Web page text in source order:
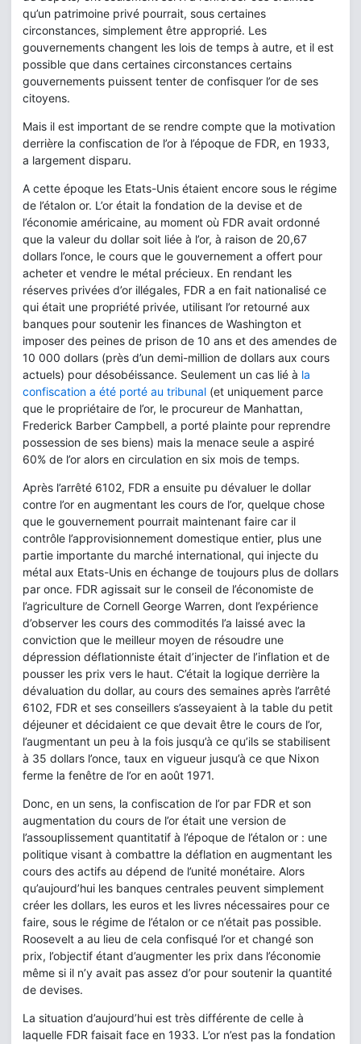
qu’un patrimoine privé pourrait, sous certaines
circonstances, simplement être approprié. Les
gouvernements changent les lois de temps à autre, et il est
possible que dans certaines circonstances certains
gouvernements puissent tenter de confisquer l’or de ses
citoyens.
Mais il est important de se rendre compte que la motivation
derrière la confiscation de l’or à l’époque de FDR, en 1933,
a largement disparu.
A cette époque les Etats-Unis étaient encore sous le régime
de l’étalon or. L’or était la fondation de la devise et de
l’économie américaine, au moment où FDR avait ordonné
que la valeur du dollar soit liée à l’or, à raison de 20,67
dollars l’once, le cours que le gouvernement a offert pour
acheter et vendre le métal précieux. En rendant les
réserves privées d’or illégales, FDR a en fait nationalisé ce
qui était une propriété privée, utilisant l’or retourné aux
banques pour soutenir les finances de Washington et
imposer des peines de prison de 10 ans et des amendes de
10 000 dollars (près d’un demi-million de dollars aux cours
actuels) pour désobéissance. Seulement un cas lié à la
confiscation a été porté au tribunal (et uniquement parce
que le propriétaire de l’or, le procureur de Manhattan,
Frederick Barber Campbell, a porté plainte pour reprendre
possession de ses biens) mais la menace seule a aspiré
60% de l’or alors en circulation en six mois de temps.
Après l’arrêté 6102, FDR a ensuite pu dévaluer le dollar
contre l’or en augmentant les cours de l’or, quelque chose
que le gouvernement pourrait maintenant faire car il
contrôle l’approvisionnement domestique entier, plus une
partie importante du marché international, qui injecte du
métal aux Etats-Unis en échange de toujours plus de dollars
par once. FDR agissait sur le conseil de l’économiste de
l’agriculture de Cornell George Warren, dont l’expérience
d’observer les cours des commodités l’a laissé avec la
conviction que le meilleur moyen de résoudre une
dépression déflationniste était d’injecter de l’inflation et de
pousser les prix vers le haut. C’était la logique derrière la
dévaluation du dollar, au cours des semaines après l’arrêté
6102, FDR et ses conseillers s’asseyaient à la table du petit
déjeuner et décidaient ce que devait être le cours de l’or,
l’augmentant un peu à la fois jusqu’à ce qu’ils se stabilisent
à 35 dollars l’once, taux en vigueur jusqu’à ce que Nixon
ferme la fenêtre de l’or en août 1971.
Donc, en un sens, la confiscation de l’or par FDR et son
augmentation du cours de l’or était une version de
l’assouplissement quantitatif à l’époque de l’étalon or : une
politique visant à combattre la déflation en augmentant les
cours des actifs au dépend de l’unité monétaire. Alors
qu’aujourd’hui les banques centrales peuvent simplement
créer les dollars, les euros et les livres nécessaires pour ce
faire, sous le régime de l’étalon or ce n’était pas possible.
Roosevelt a au lieu de cela confisqué l’or et changé son
prix, l’objectif étant d’augmenter les prix dans l’économie
même si il n’y avait pas assez d’or pour soutenir la quantité
de devises.
La situation d’aujourd’hui est très différente de celle à
laquelle FDR faisait face en 1933. L’or n’est pas la fondation